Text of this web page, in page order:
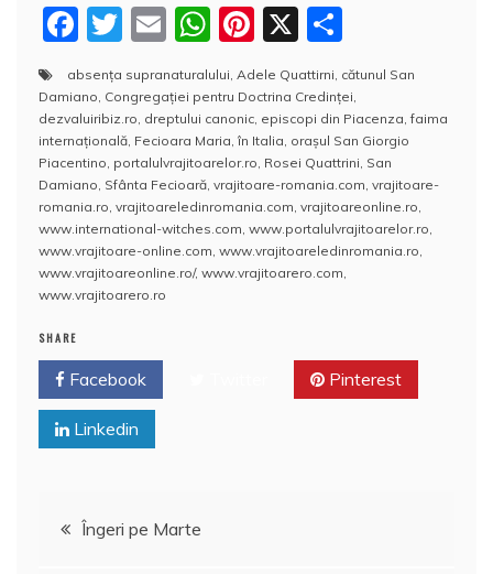
F
c
e
b
o
o
k
T
itt
er
E
m
ai
l
W
h
at
s
A
p
p
Pi
nt
er
e
st
X
a
rt
aj
e
a
z
ă
absența supranaturalului Adele Quattirni cătunul San
Damiano Congregației pentru Doctrina Credinței
dezvaluiribiz.ro dreptului canonic episcopi din Piacenza ,faima
internațională Fecioara Maria în Italia orașul San Giorgio
Piacentino portalulvrajitoarelor.ro Rosei Quattrini San
Damiano Sfânta Fecioară vrajitoare-romania.com vrajitoare-
romania.ro vrajitoareledinromania.com vrajitoareonline.ro
www.international-witches.com www.portalulvrajitoarelor.ro
www.vrajitoare-online.com www.vrajitoareledinromania.ro
www.vrajitoareonline.ro/, www.vrajitoarero.com
www.vrajitoarero.ro
SHARE
Facebook Pinterest
Linkedin
Navigare
Îngeri pe Marte